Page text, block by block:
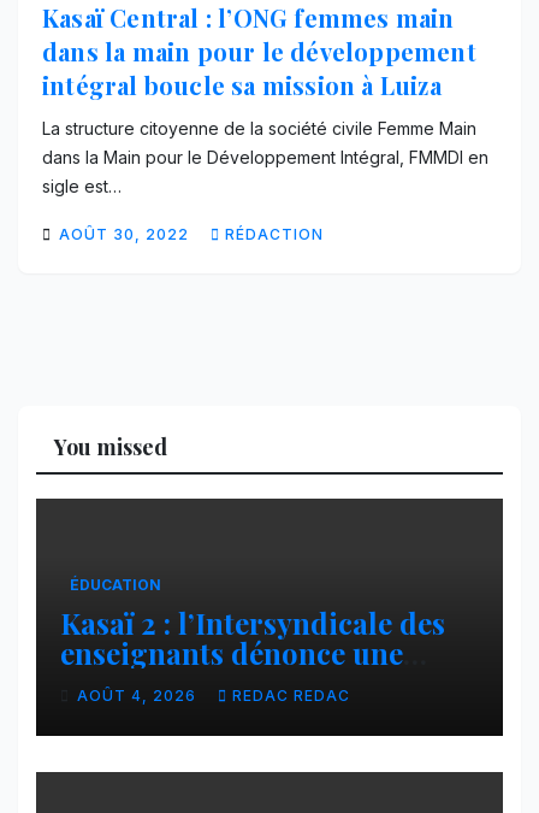
Kasaï Central : l’ONG femmes main
dans la main pour le développement
intégral boucle sa mission à Luiza
La structure citoyenne de la société civile Femme Main
dans la Main pour le Développement Intégral, FMMDI en
sigle est…
AOÛT 30, 2022 RÉDACTION
You missed
ÉDUCATION
Kasaï 2 : l’Intersyndicale des
enseignants dénonce une
contribution financière
imposée aux écoles de la
CNCA
AOÛT 4, 2026 REDAC REDAC